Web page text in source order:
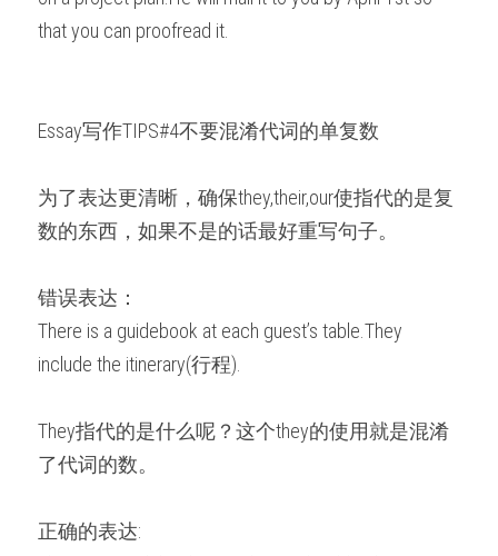
that you can proofread it.
Essay写作TIPS#4不要混淆代词的单复数
为了表达更清晰，确保they,their,our使指代的是复
数的东西，如果不是的话最好重写句子。
错误表达：
There is a guidebook at each guest’s table.They
include the itinerary(行程).
They指代的是什么呢？这个they的使用就是混淆
了代词的数。
正确的表达: